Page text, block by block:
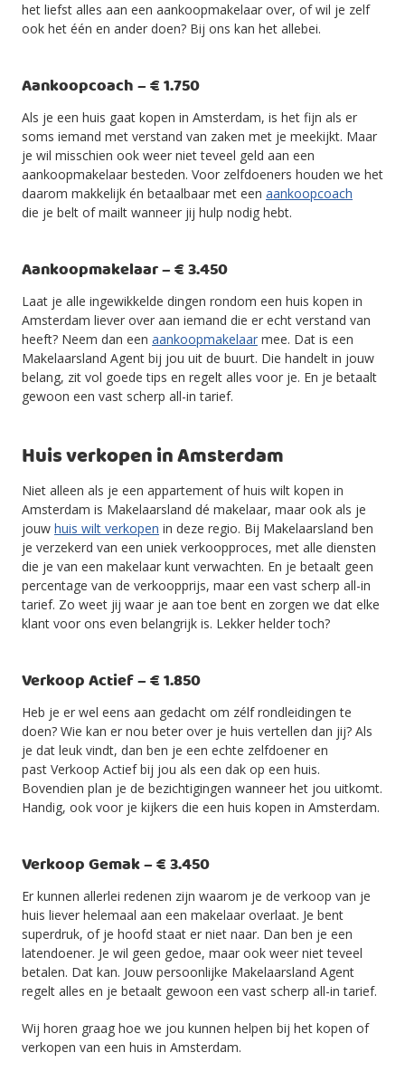
het liefst alles aan een aankoopmakelaar over, of wil je zelf
ook het één en ander doen? Bij ons kan het allebei.
Aankoopcoach – € 1.750
Als je een huis gaat kopen in Amsterdam, is het fijn als er
soms iemand met verstand van zaken met je meekijkt. Maar
je wil misschien ook weer niet teveel geld aan een
aankoopmakelaar besteden. Voor zelfdoeners houden we het
daarom makkelijk én betaalbaar met een aankoopcoach
die je belt of mailt wanneer jij hulp nodig hebt.
Aankoopmakelaar – € 3.450
Laat je alle ingewikkelde dingen rondom een huis kopen in
Amsterdam liever over aan iemand die er echt verstand van
heeft? Neem dan een aankoopmakelaar mee. Dat is een
Makelaarsland Agent bij jou uit de buurt. Die handelt in jouw
belang, zit vol goede tips en regelt alles voor je. En je betaalt
gewoon een vast scherp all-in tarief.
Huis verkopen in Amsterdam
Niet alleen als je een appartement of huis wilt kopen in
Amsterdam is Makelaarsland dé makelaar, maar ook als je
jouw huis wilt verkopen in deze regio. Bij Makelaarsland ben
je verzekerd van een uniek verkoopproces, met alle diensten
die je van een makelaar kunt verwachten. En je betaalt geen
percentage van de verkoopprijs, maar een vast scherp all-in
tarief. Zo weet jij waar je aan toe bent en zorgen we dat elke
klant voor ons even belangrijk is. Lekker helder toch?
Verkoop Actief – € 1.850
Heb je er wel eens aan gedacht om zélf rondleidingen te
doen? Wie kan er nou beter over je huis vertellen dan jij? Als
je dat leuk vindt, dan ben je een echte zelfdoener en
past Verkoop Actief bij jou als een dak op een huis.
Bovendien plan je de bezichtigingen wanneer het jou uitkomt.
Handig, ook voor je kijkers die een huis kopen in Amsterdam.
Verkoop Gemak – € 3.450
Er kunnen allerlei redenen zijn waarom je de verkoop van je
huis liever helemaal aan een makelaar overlaat. Je bent
superdruk, of je hoofd staat er niet naar. Dan ben je een
latendoener. Je wil geen gedoe, maar ook weer niet teveel
betalen. Dat kan. Jouw persoonlijke Makelaarsland Agent
regelt alles en je betaalt gewoon een vast scherp all-in tarief.
Wij horen graag hoe we jou kunnen helpen bij het kopen of
verkopen van een huis in Amsterdam.